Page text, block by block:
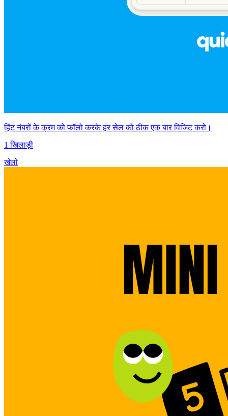
हिंट नंबरों के क्रम को फॉलो करके हर सेल को ठीक एक बार विजिट करो।
1 खिलाड़ी
खेलो